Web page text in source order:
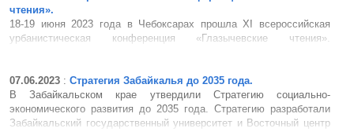
чтения».
18-19 июня 2023 года в Чебоксарах прошла XI всероссийская
урбанистическая конференция «Глазычевские чтения».
стратегических документов пространственного развития терри...
07.06.2023 : Стратегия Забайкалья до 2035 года.
В Забайкальском крае утвердили Стратегию социально-
экономического развития до 2035 года. Стратегию разработали
Забайкальский государственный университет и Восточный центр